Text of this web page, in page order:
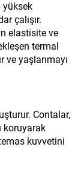
yüksek
çalışır.
elastisite ve
termal
ve yaşlanmayı
Contalar,
koruyarak
kuvvetini